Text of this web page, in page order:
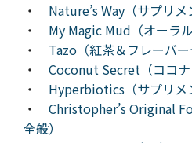
・ Nature’s Way（サプリメ
・ My Magic Mud（オーラル
・ Tazo（紅茶＆フレーバー
・ Coconut Secret（ココナ
・ Hyperbiotics（サプリメ
・ Christopher’s Original
全般）